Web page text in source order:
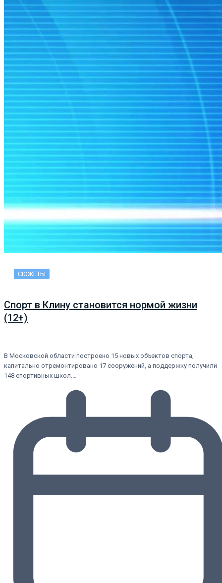
СЮЖЕТЫ
Спорт в Клину становится нормой жизни
(12+)
В Московской области построено 15 новых объектов спорта,
капитально отремонтировано 17 сооружений, а поддержку получили
148 спортивных школ.…